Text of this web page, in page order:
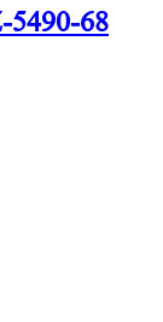
5490-68